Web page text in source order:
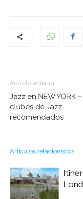
Artículo anterior
Jazz en NEW YORK –
clubes de Jazz
recomendados
Artículos relacionados